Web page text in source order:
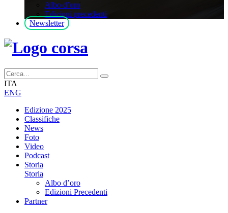
Albo d’oro
Edizioni precedenti
Newsletter
ITA
ENG
Edizione 2025
Classifiche
News
Foto
Video
Podcast
Storia
Storia
Albo d’oro
Edizioni Precedenti
Partner